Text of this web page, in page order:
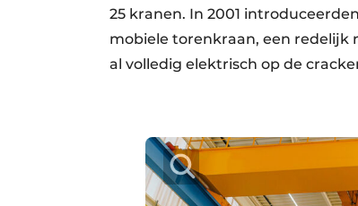
25 kranen. In 2001
mobiele torenkraan, een redelijk
al volledig elektrisch op de